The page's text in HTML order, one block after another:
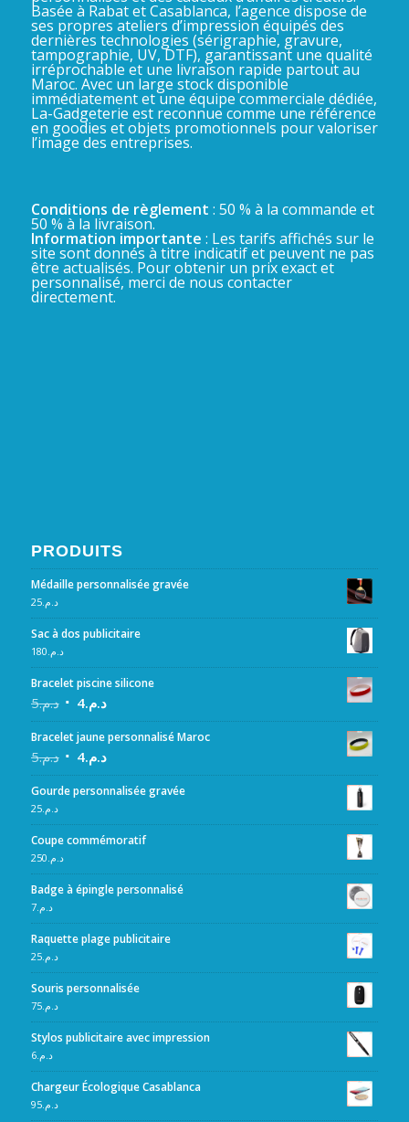
Basée à Rabat et Casablanca, l’agence dispose de
ses propres ateliers d’impression équipés des
dernières technologies (sérigraphie, gravure,
tampographie, UV, DTF), garantissant une qualité
irréprochable et une livraison rapide partout au
Maroc. Avec un large stock disponible
immédiatement et une équipe commerciale dédiée,
La-Gadgeterie est reconnue comme une référence
en goodies et objets promotionnels pour valoriser
l’image des entreprises.
Conditions de règlement : 50 % à la commande et
50 % à la livraison.
Information importante : Les tarifs affichés sur le
site sont donnés à titre indicatif et peuvent ne pas
être actualisés. Pour obtenir un prix exact et
personnalisé, merci de nous contacter
directement.
PRODUITS
Médaille personnalisée gravée
د.م.25
Sac à dos publicitaire
د.م. 180
Bracelet piscine silicone
د.م.5 د.م.4
Bracelet jaune personnalisé Maroc
د.م.5 د.م.4
Gourde personnalisée gravée
د.م.25
Coupe commémoratif
د.م. 250
Badge à épingle personnalisé
د.م.7
Raquette plage publicitaire
د.م.25
Souris personnalisée
د.م.75
Stylos publicitaire avec impression
د.م.6
Chargeur Écologique Casablanca
د.م.95